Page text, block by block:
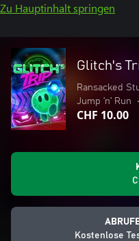
Zu Hauptinhalt springen
Glitch's
Ransacked
Jump ’n’ Run
•
CHF 10.00
Kostenlose